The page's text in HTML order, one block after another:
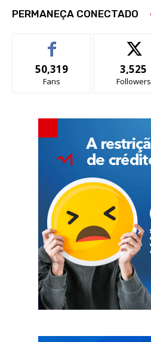
PERMANEÇA CONECTADO
50,319
Fans
3,525
Followers